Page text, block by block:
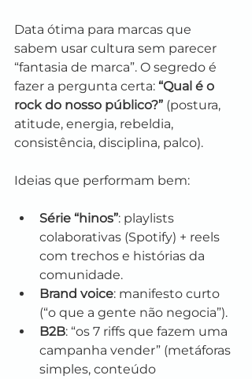
Data ótima para marcas que
sabem usar cultura sem parecer
“fantasia de marca”. O segredo é
fazer a pergunta certa: “Qual é o
rock do nosso público?” (postura,
atitude, energia, rebeldia,
consistência, disciplina, palco).
Ideias que performam bem:
Série “hinos”: playlists
colaborativas (Spotify) + reels
com trechos e histórias da
comunidade.
Brand voice: manifesto curto
(“o que a gente não negocia”).
B2B: “os 7 riffs que fazem uma
campanha vender” (metáforas
simples, conteúdo